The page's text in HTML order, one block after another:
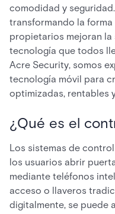
comodidad y
transformando la forma
propietarios mejoran
tecnología que todos
Acre Security, somos
tecnología móvil para
optimizadas, rentables
¿Qué es el
Los sistemas de
los usuarios abrir
mediante teléfonos
acceso o llaveros
digitalmente, se puede